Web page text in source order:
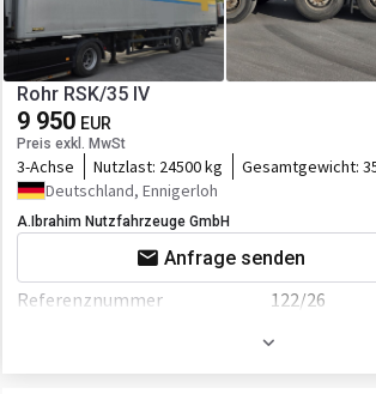
Federung
luft
Bremse
ABS
EBS
Aufbau
Laderaum-Länge
2460 mm
Laderaum-Breite
13310 mm
Rohr RSK/35 IV
9 950 EUR
Preis exkl. MwSt
3-Achse Nutzlast: 24500 kg Gesamtgewicht:
Deutschland, Ennigerloh
A.Ibrahim Nutzfahrzeuge GmbH
Anfrage senden
Referenznummer
122/26
01.05.2015